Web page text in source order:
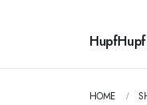
HOME